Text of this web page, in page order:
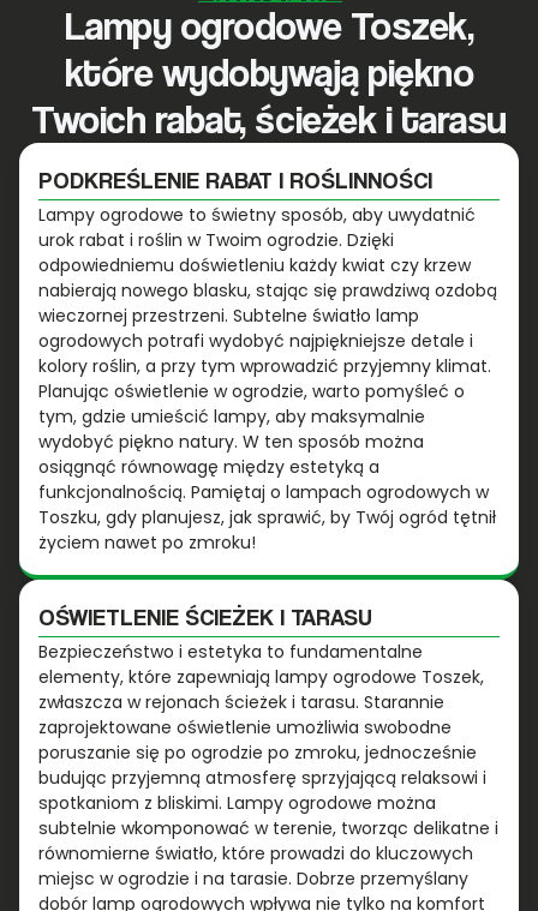
Lampy ogrodowe Toszek,
które wydobywają piękno
Twoich rabat, ścieżek i tarasu
PODKREŚLENIE RABAT I ROŚLINNOŚCI
Lampy ogrodowe to świetny sposób, aby uwydatnić
urok rabat i roślin w Twoim ogrodzie. Dzięki
odpowiedniemu doświetleniu każdy kwiat czy krzew
nabierają nowego blasku, stając się prawdziwą ozdobą
wieczornej przestrzeni. Subtelne światło lamp
ogrodowych potrafi wydobyć najpiękniejsze detale i
kolory roślin, a przy tym wprowadzić przyjemny klimat.
Planując oświetlenie w ogrodzie, warto pomyśleć o
tym, gdzie umieścić lampy, aby maksymalnie
wydobyć piękno natury. W ten sposób można
osiągnąć równowagę między estetyką a
funkcjonalnością. Pamiętaj o lampach ogrodowych w
Toszku, gdy planujesz, jak sprawić, by Twój ogród tętnił
życiem nawet po zmroku!
OŚWIETLENIE ŚCIEŻEK I TARASU
Bezpieczeństwo i estetyka to fundamentalne
elementy, które zapewniają lampy ogrodowe Toszek,
zwłaszcza w rejonach ścieżek i tarasu. Starannie
zaprojektowane oświetlenie umożliwia swobodne
poruszanie się po ogrodzie po zmroku, jednocześnie
budując przyjemną atmosferę sprzyjającą relaksowi i
spotkaniom z bliskimi. Lampy ogrodowe można
subtelnie wkomponować w terenie, tworząc delikatne i
równomierne światło, które prowadzi do kluczowych
miejsc w ogrodzie i na tarasie. Dobrze przemyślany
dobór lamp ogrodowych wpływa nie tylko na komfort